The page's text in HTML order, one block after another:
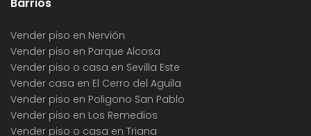
Vender piso en Nervión
Vender piso en Parque Alcosa
Vender piso o casa en Sevilla Este
Vender casa en El Cerro del Aguila
Vender piso en Poligono San Pablo
Vender piso en Los Remedios
Vender piso o casa en Triana